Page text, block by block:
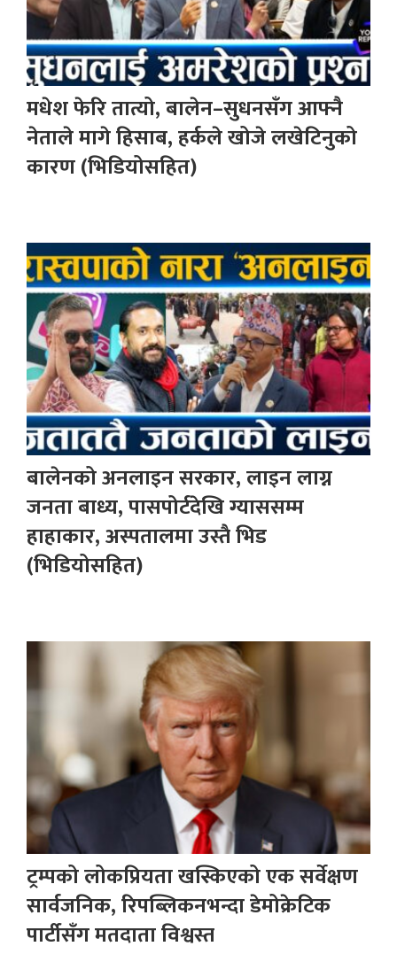
मधेश फेरि तात्यो, बालेन–सुधनसँग आफ्नै
नेताले मागे हिसाब, हर्कले खोजे लखेटिनुको
कारण (भिडियोसहित)
बालेनको अनलाइन सरकार, लाइन लाग्न
जनता बाध्य, पासपोर्टदेखि ग्याससम्म
हाहाकार, अस्पतालमा उस्तै भिड
(भिडियोसहित)
ट्रम्पको लोकप्रियता खस्किएको एक सर्वेक्षण
सार्वजनिक, रिपब्लिकनभन्दा डेमोक्रेटिक
पार्टीसँग मतदाता विश्वस्त